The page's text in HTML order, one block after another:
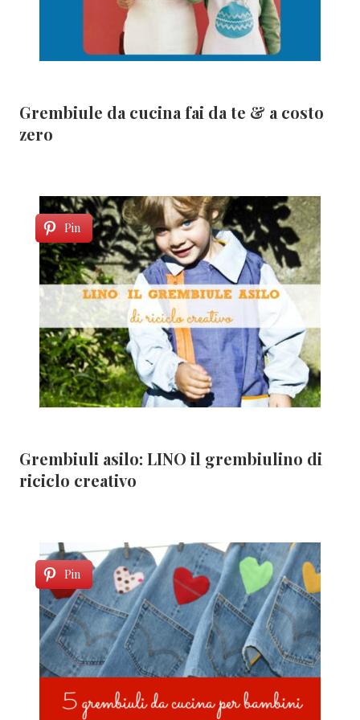
Grembiule da cucina fai da te & a costo
zero
Pin
Grembiuli asilo: LINO il grembiulino di
riciclo creativo
Pin